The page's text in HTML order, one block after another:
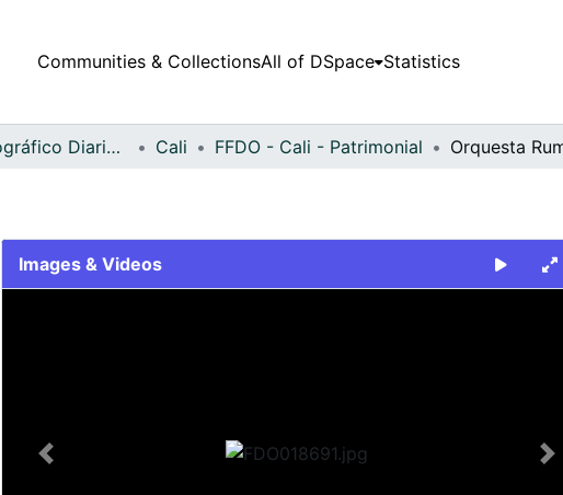
Communities & CollectionsAll of DSpace Statistics
Fondo Fotográfico Diario Occidente Cali FFDO - Cali - Patrimonial Orquesta
Images & Videos
Previous